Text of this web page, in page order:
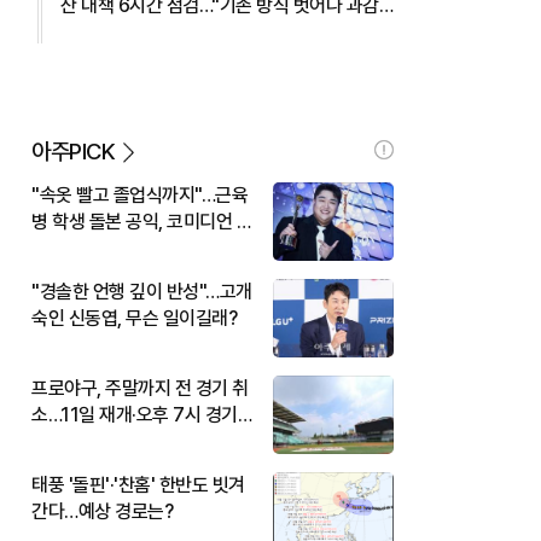
산 대책 6시간 점검…"기존 방식 벗어나 과감
아주PICK
"속옷 빨고 졸업식까지"…근육
병 학생 돌본 공익, 코미디언 김
"경솔한 언행 깊이 반성"…고개
숙인 신동엽, 무슨 일이길래?
프로야구, 주말까지 전 경기 취
소…11일 재개·오후 7시 경기
태풍 '돌핀'·'찬홈' 한반도 빗겨
간다…예상 경로는?